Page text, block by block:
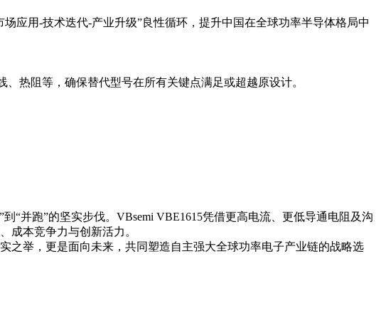
应用-技术迭代-产业升级”良性循环，提升中国在全球功率半导体格局中
热阻等，确保替代型号在所有关键点满足或超越原设计。
“并跑”的坚实步伐。VBsemi VBE1615凭借更高电流、更低导通电阻及沟
成本竞争力与创新活力。
之举，更是面向未来，共同塑造自主强大全球功率电子产业链的战略选